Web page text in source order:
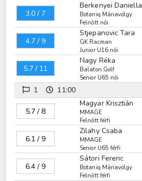
3.0 / 7
Berkenyei Daniella
Botaniq Máriavölgy
Felnőtt női
4.7 / 9
Stjepanovic Tara
GK Racman
Junior U16 női
5.7 / 11
Nagy Réka
Balaton Golf
Senior U65 női
1 11:00
5.7 / 8
Magyar Krisztián
MMAGE
Felnőtt férfi
6.1 / 9
Zilahy Csaba
MMAGE
Senior U65 férfi
6.4 / 9
Sátori Ferenc
Botaniq Máriavölgy
Felnőtt férfi